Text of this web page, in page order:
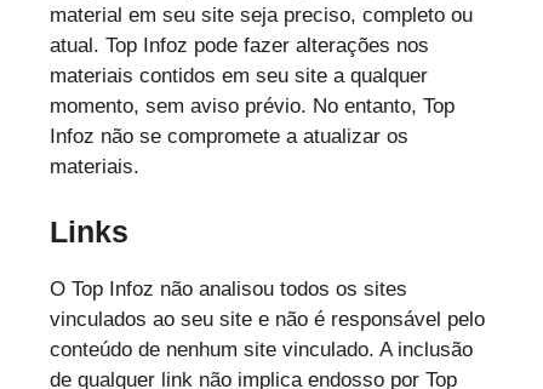
material em seu site seja preciso, completo ou
atual. Top Infoz pode fazer alterações nos
materiais contidos em seu site a qualquer
momento, sem aviso prévio. No entanto, Top
Infoz não se compromete a atualizar os
materiais.
Links
O Top Infoz não analisou todos os sites
vinculados ao seu site e não é responsável pelo
conteúdo de nenhum site vinculado. A inclusão
de qualquer link não implica endosso por Top